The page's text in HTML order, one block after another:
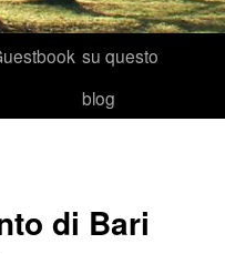
su questo
blog
di Bari